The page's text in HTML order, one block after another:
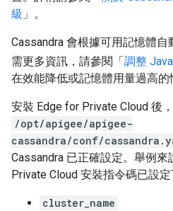
級 」。
Cassandra 會根據可用記憶體
需更多資訊，請參閱「調整
在效能降低或記憶體用量過高的
安裝 Edge for Private Cloud 後
/opt/apigee/apigee-
cassandra/conf/
Cassandra 已正確設定。舉例
Private Cloud 安裝指令碼已設定
cluster_name